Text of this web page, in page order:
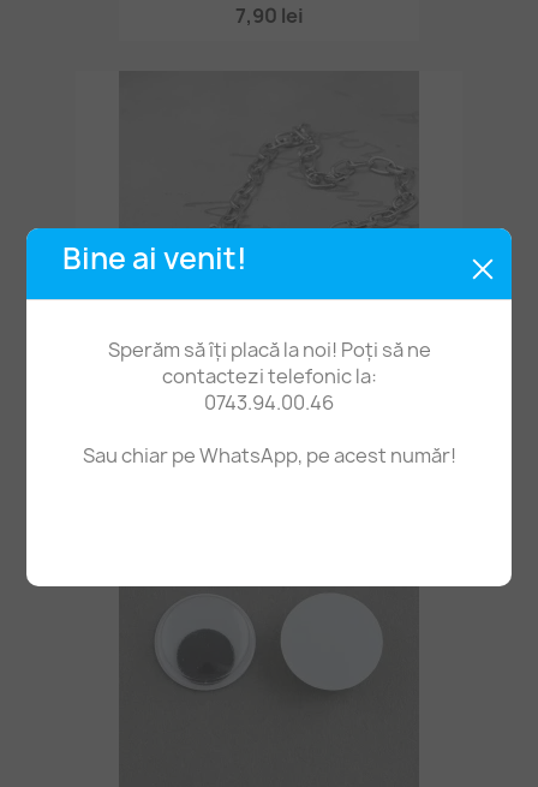
Bine ai venit!
Sperăm să îți placă la noi! Poți să ne
contactezi telefonic la:
0743.94.00.46
Sau chiar pe WhatsApp, pe acest număr!
7,90 lei
Bază Brățară Din Lanț Metalic, Charm Inimioară